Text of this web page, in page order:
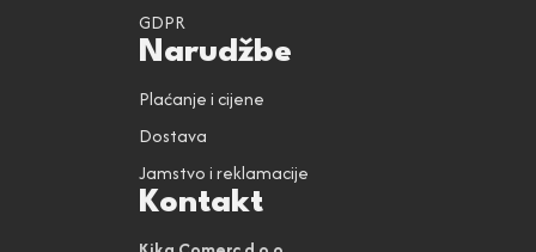
GDPR
Narudžbe
Plaćanje i cijene
Dostava
Jamstvo i reklamacije
Kontakt